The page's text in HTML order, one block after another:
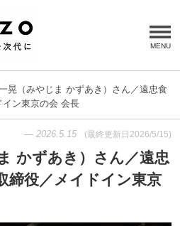
晃（みやじま かずあき）さん／遠忠食
ン東京の会 会長
— 2026.5.15 (最終更新日 2026/5/15)
かずあき）さん／遠忠
締役／メイドイン東京